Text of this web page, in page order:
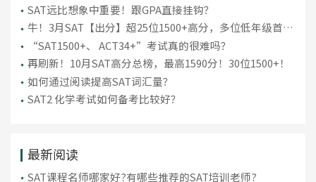
SAT远比想象中重要！跟GPA直接挂钩？
牛！3月SAT【出分】超25位1500+高分，多位低年级首考
“上岸”！
“SAT1500+、 ACT34+”考试真的很难吗？
再刷新！10月SAT高分总榜，最高1590分！30位1500+！
如何通过阅读提高SAT词汇量？
SAT2 化学考试如何备考比较好？
最新阅读
SAT课程名师哪家好?有哪些推荐的SAT培训老师?